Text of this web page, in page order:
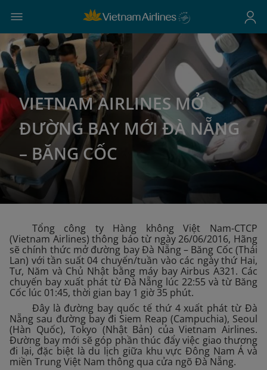
VIETNAM AIRLINES MỞ
ĐƯỜNG BAY MỚI ĐÀ NẴNG
– BĂNG CỐC
Tổng công ty Hàng không Việt Nam-CTCP
(Vietnam Airlines) thông báo từ ngày 26/06/2016, Hãng
sẽ chính thức mở đường bay Đà Nẵng – Băng Cốc (Thái
Lan) với tần suất 04 chuyến/tuần vào các ngày thứ Hai,
Tư, Năm và Chủ Nhật bằng máy bay Airbus A321. Các
chuyến bay xuất phát từ Đà Nẵng lúc 22:55 và từ Băng
Cốc lúc 01:45, thời gian bay 1 giờ 35 phút.
Đây là đường bay quốc tế thứ 4 xuất phát từ Đà
Nẵng sau đường bay đi Siem Reap (Campuchia), Seoul
(Hàn Quốc), Tokyo (Nhật Bản) của Vietnam Airlines.
Đường bay mới sẽ góp phần thúc đẩy việc giao thương
đi lại, đặc biệt là du lịch giữa khu vực Đông Nam Á và
miền Trung Việt Nam thông qua cửa ngõ Đà Nẵng.